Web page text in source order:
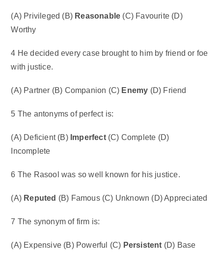
(A) Privileged (B) Reasonable (C) Favourite (D)
Worthy
4 He decided every case brought to him by friend or foe
with justice.
(A) Partner (B) Companion (C) Enemy (D) Friend
5 The antonyms of perfect is:
(A) Deficient (B) Imperfect(C) Complete (D)
Incomplete
6 The Rasool was so well known for his justice.
(A) Reputed (B) Famous (C) Unknown (D) Appreciated
7 The synonym of firm is:
(A) Expensive (B) Powerful (C) Persistent (D) Base